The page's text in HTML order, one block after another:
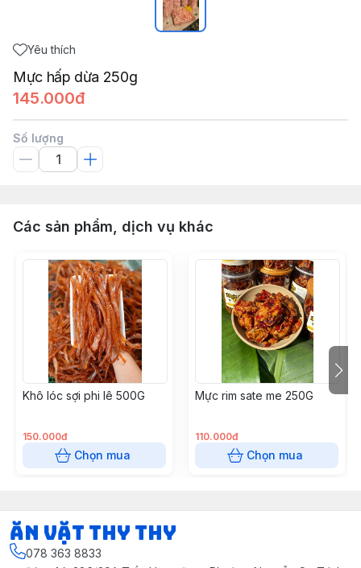
Yêu thích
Mực hấp dừa 250g
145.000đ
Số lượng
Các sản phẩm, dịch vụ khác
Khô lóc sợi phi lê 500G
150.000đ
Chọn mua
Mực rim sate me 250G
110.000đ
Chọn mua
Ăn vặt Thy Thy
078 363 8833